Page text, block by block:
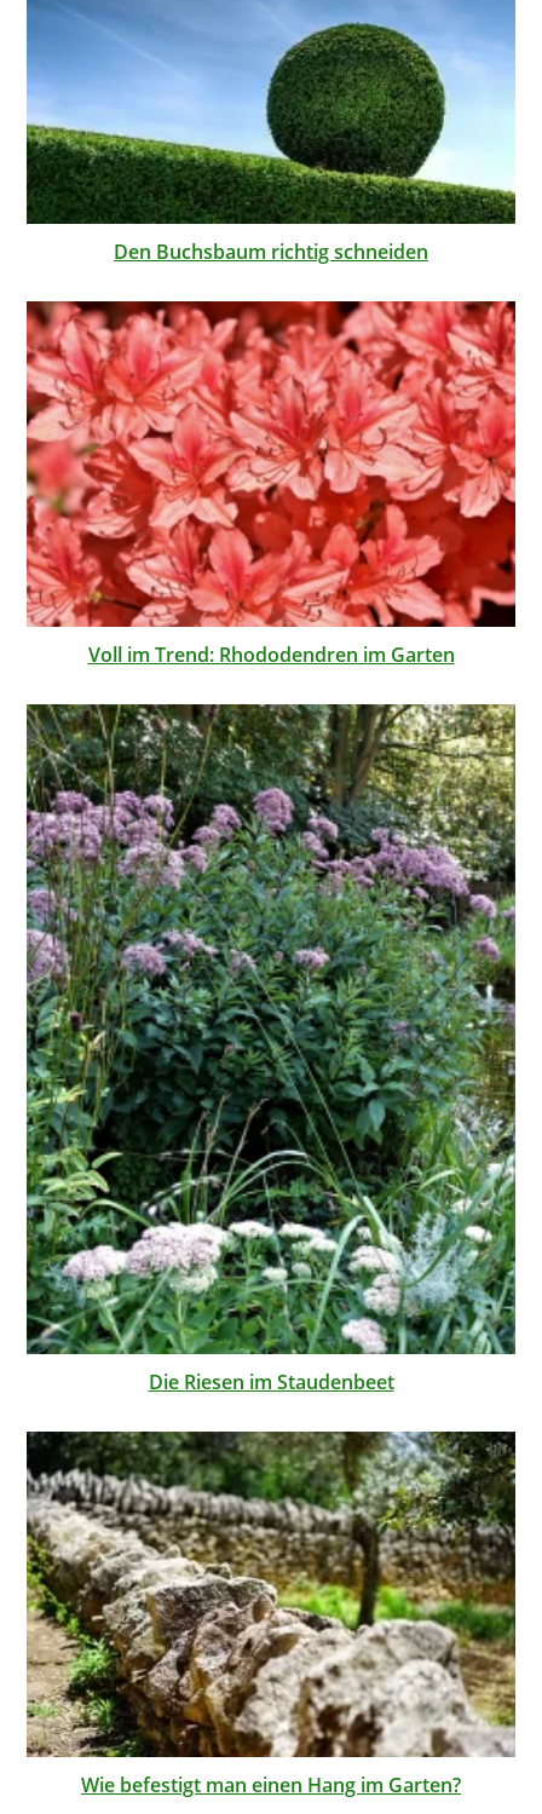
Den Buchsbaum richtig schneiden
Voll im Trend: Rhododendren im Garten
Die Riesen im Staudenbeet
Wie befestigt man einen Hang im Garten?